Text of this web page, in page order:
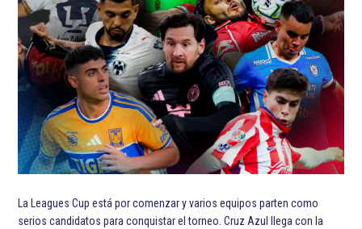
La Leagues Cup está por comenzar y varios equipos parten como
serios candidatos para conquistar el torneo. Cruz Azul llega con la